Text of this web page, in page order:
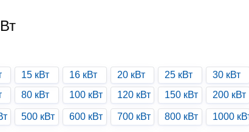
15 кВт 16 кВт 20 кВт 25 кВт 30 кВт
80 кВт 100 кВт 120 кВт 150 кВт 200 кВт
500 кВт 600 кВт 700 кВт 800 кВт 1000